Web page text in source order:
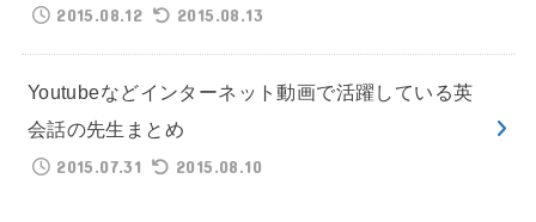
2015.08.12
2015.08.13
Youtubeなどインターネット動画で活躍している英
会話の先生まとめ
2015.07.31
2015.08.10